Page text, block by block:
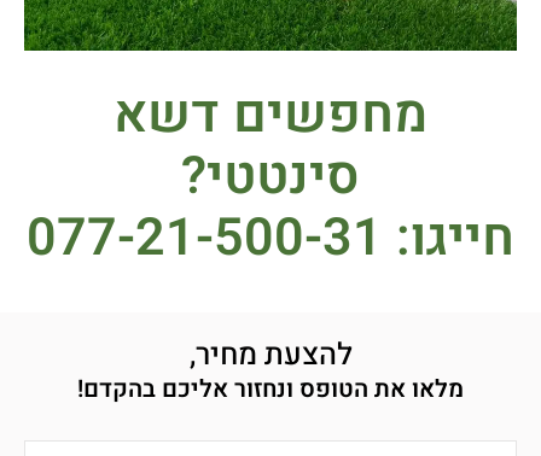
מחפשים דשא
סינטטי?
חייגו: 077-21-500-31
להצעת מחיר,
מלאו את הטופס ונחזור אליכם בהקדם!